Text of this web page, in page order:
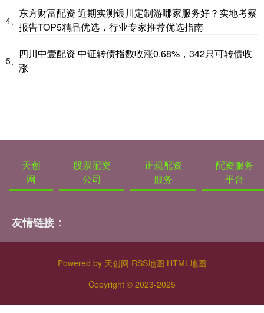
4、
东方财富配资 近期实测银川定制游哪家服务好？实地考察
报告TOP5精品优选，行业专家推荐优选指南
5、
四川中壹配资 中证转债指数收涨0.68%，342只可转债收
涨
天创
网
股票配资
公司
正规配资
服务
配资服务
平台
友情链接：
Powered by 天创网 RSS地图 HTML地图
Copyright © 2023-2025